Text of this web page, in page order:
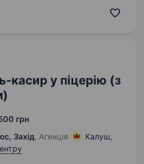
ПРОДАВЦЯ-КАСИРА
касир у піцерію (з
грн
Захід, Агенція
Калуш,